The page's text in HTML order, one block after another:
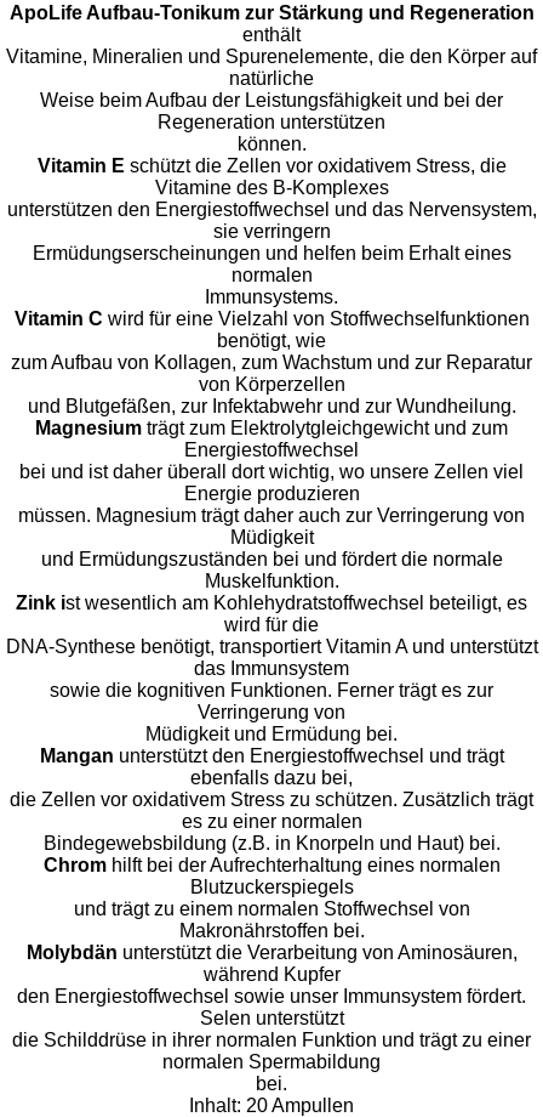
ApoLife Aufbau-Tonikum zur Stärkung und Regeneration
enthält
Vitamine, Mineralien und Spurenelemente, die den Körper auf
natürliche
Weise beim Aufbau der Leistungsfähigkeit und bei der
Regeneration unterstützen
können.
Vitamin E schützt die Zellen vor oxidativem Stress, die
Vitamine des B-Komplexes
unterstützen den Energiestoffwechsel und das Nervensystem,
sie verringern
Ermüdungserscheinungen und helfen beim Erhalt eines
normalen
Immunsystems.
Vitamin C wird für eine Vielzahl von Stoffwechselfunktionen
benötigt, wie
zum Aufbau von Kollagen, zum Wachstum und zur Reparatur
von Körperzellen
und Blutgefäßen, zur Infektabwehr und zur Wundheilung.
Magnesium trägt zum Elektrolytgleichgewicht und zum
Energiestoffwechsel
bei und ist daher überall dort wichtig, wo unsere Zellen viel
Energie produzieren
müssen. Magnesium trägt daher auch zur Verringerung von
Müdigkeit
und Ermüdungszuständen bei und fördert die normale
Muskelfunktion.
Zink ist wesentlich am Kohlehydratstoffwechsel beteiligt, es
wird für die
DNA-Synthese benötigt, transportiert Vitamin A und unterstützt
das Immunsystem
sowie die kognitiven Funktionen. Ferner trägt es zur
Verringerung von
Müdigkeit und Ermüdung bei.
Mangan unterstützt den Energiestoffwechsel und trägt
ebenfalls dazu bei,
die Zellen vor oxidativem Stress zu schützen. Zusätzlich trägt
es zu einer normalen
Bindegewebsbildung (z.B. in Knorpeln und Haut) bei.
Chrom hilft bei der Aufrechterhaltung eines normalen
Blutzuckerspiegels
und trägt zu einem normalen Stoffwechsel von
Makronährstoffen bei.
Molybdän unterstützt die Verarbeitung von Aminosäuren,
während Kupfer
den Energiestoffwechsel sowie unser Immunsystem fördert.
Selen unterstützt
die Schilddrüse in ihrer normalen Funktion und trägt zu einer
normalen Spermabildung
bei.
Inhalt: 20 Ampullen